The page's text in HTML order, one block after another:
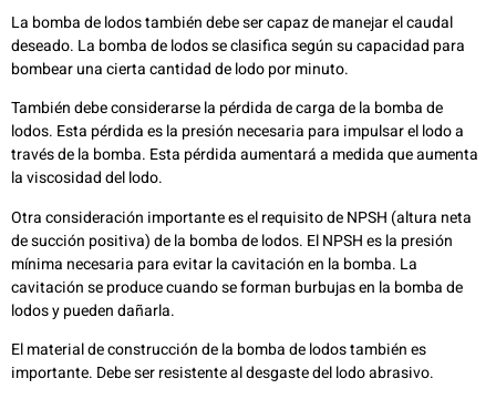
La bomba de lodos también debe ser capaz de manejar el caudal
deseado. La bomba de lodos se clasifica según su capacidad para
bombear una cierta cantidad de lodo por minuto.
También debe considerarse la pérdida de carga de la bomba de
lodos. Esta pérdida es la presión necesaria para impulsar el lodo a
través de la bomba. Esta pérdida aumentará a medida que aumenta
la viscosidad del lodo.
Otra consideración importante es el requisito de NPSH (altura neta
de succión positiva) de la bomba de lodos. El NPSH es la presión
mínima necesaria para evitar la cavitación en la bomba. La
cavitación se produce cuando se forman burbujas en la bomba de
lodos y pueden dañarla.
El material de construcción de la bomba de lodos también es
importante. Debe ser resistente al desgaste del lodo abrasivo.